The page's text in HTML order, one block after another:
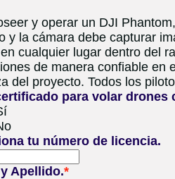
y operar un DJI
y la cámara debe capturar
cualquier lugar dentro del
de manera confiable en
del proyecto. Todos los
para volar drones
tu número de licencia.
Apellido.*